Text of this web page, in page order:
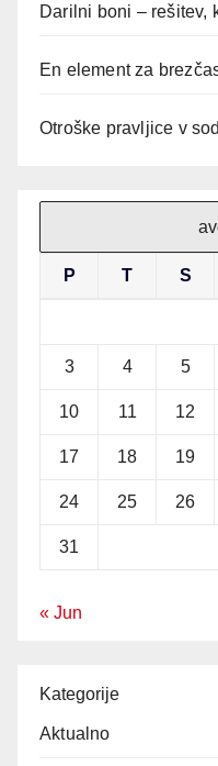
Darilni boni – rešitev,
En element za
Otroške pravljice v
P T S
3 4 5
10 11 12
17 18 19
24 25 26
31
« Jun
Kategorije
Aktualno